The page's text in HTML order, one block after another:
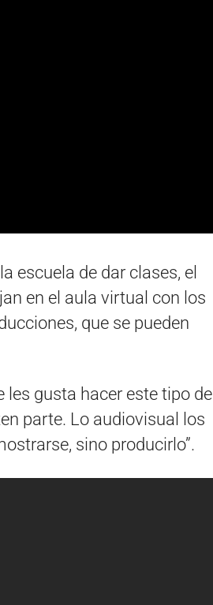
escuela de dar clases, el
en el aula virtual con los
que se pueden
gusta hacer este tipo de
parte. Lo audiovisual los
sino producirlo”.